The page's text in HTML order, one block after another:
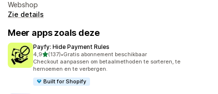
Webshop
Zie details
Meer apps zoals deze
Payfy: Hide Payment Rules
4,9van 5 sterren
(137)
137 recensies in totaal
•Gratis abonnement beschikbaar
Checkout aanpassen om betaalmethoden te sorteren, te
hernoemen en te verbergen.
Built for Shopify